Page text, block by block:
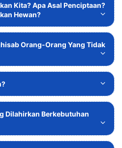
Kita? Apa Asal Penciptaan?
Hewan?
Orang-Orang Yang Tidak
Dilahirkan Berkebutuhan